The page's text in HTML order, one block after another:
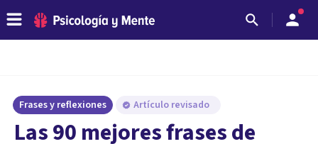
Frases y reflexiones Artículo revisado
Las 90 mejores frases de